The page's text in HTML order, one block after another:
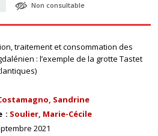
Non consultable
traitement et consommation des
: l’exemple de la grotte Tastet
Sandrine
Soulier, Marie-Cécile
2021